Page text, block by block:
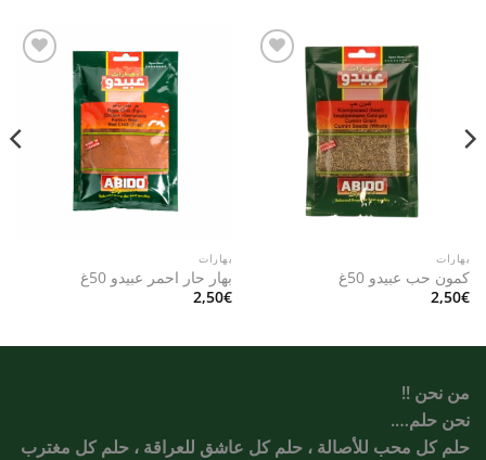
بهارات
كمون حب عبيدو 50غ
2,50€
بهارات
بهار حار احمر عبيدو 50غ
2,50€
من نحن !!
نحن حلم….
حلم كل محب للأصالة ، حلم كل عاشق للعراقة ، حلم كل مغترب